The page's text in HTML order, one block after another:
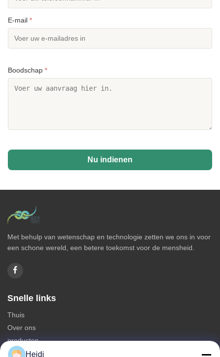
E-mail *
Boodschap *
Nu indienen
Met behulp van wetenschap en technologie zetten we ons in voor
een schone wereld, een betere toekomst voor de mensheid.
Snelle links
Thuis
Over ons
producten
Neem contact met ons op
Heidi